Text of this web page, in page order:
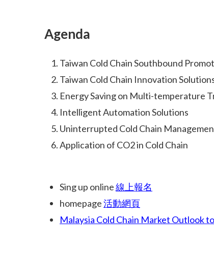
Agenda
Taiwan Cold Chain Southbound
Taiwan Cold Chain Innovation
Energy Saving on Multi-temperature
Intelligent Automation Solutions
Uninterrupted Cold Chain
Application of CO2 in Cold Chain
Sing up online線上報名
homepage活動網頁
Malaysia Cold Chain Market Outlook